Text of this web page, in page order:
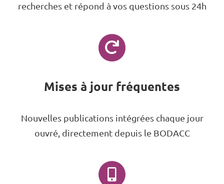
recherches et répond à vos questions sous 24h
Mises à jour fréquentes
Nouvelles publications intégrées chaque jour
ouvré, directement depuis le BODACC